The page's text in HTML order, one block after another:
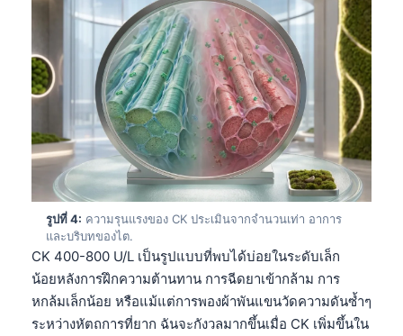
รูปที่ 4: ความรุนแรงของ CK ประเมินจากจำนวนเท่า อาการ
และบริบทของไต.
CK 400-800 U/L เป็นรูปแบบที่พบได้บ่อยในระดับเล็ก
น้อยหลังการฝึกความต้านทาน การฉีดยาเข้ากล้าม การ
หกล้มเล็กน้อย หรือแม้แต่การพองผ้าพันแขนวัดความดันซ้ำๆ
ระหว่างหัตถการที่ยาก ฉันจะกังวลมากขึ้นเมื่อ CK เพิ่มขึ้นใน